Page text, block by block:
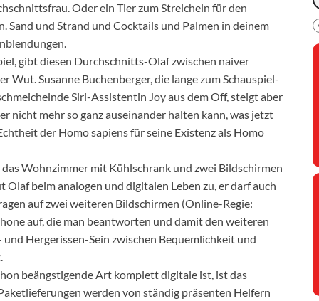
Oder ein Tier zum Streicheln für den
Sand und Strand und Cocktails und Palmen in deinem
gibt diesen Durchschnitts-Olaf zwischen naiver
Susanne Buchenberger, die lange zum Schauspiel-
Siri-Assistentin Joy aus dem Off, steigt aber
nicht mehr so ganz auseinander halten kann, was jetzt
der Homo sapiens für seine Existenz als Homo
Wohnzimmer mit Kühlschrank und zwei Bildschirmen
beim analogen und digitalen Leben zu, er darf auch
auf zwei weiteren Bildschirmen (Online-Regie:
auf, die man beantworten und damit den weiteren
Hergerissen-Sein zwischen Bequemlichkeit und
beängstigende Art komplett digitale ist, ist das
werden von ständig präsenten Helfern